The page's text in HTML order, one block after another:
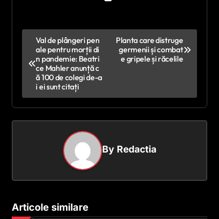
g
a
n
r
Val de plângeri pen
ale pentru morții di
n pandemie: Beatri
ce Mahler anunță c
ă 100 de colegi de-a
i ei sunt citați
Planta care distruge
germenii și combat
e gripele și răcelile
By Redactia
Articole similare